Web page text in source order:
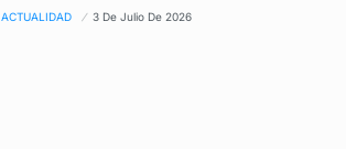
ACTUALIDAD 3 De Julio De 2026